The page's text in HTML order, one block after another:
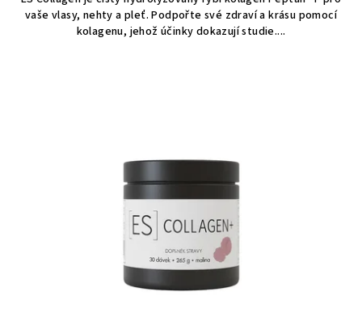
5
hvězdiček.
vaše vlasy, nehty a pleť. Podpořte své zdraví a krásu pomocí
kolagenu, jehož účinky dokazují studie....